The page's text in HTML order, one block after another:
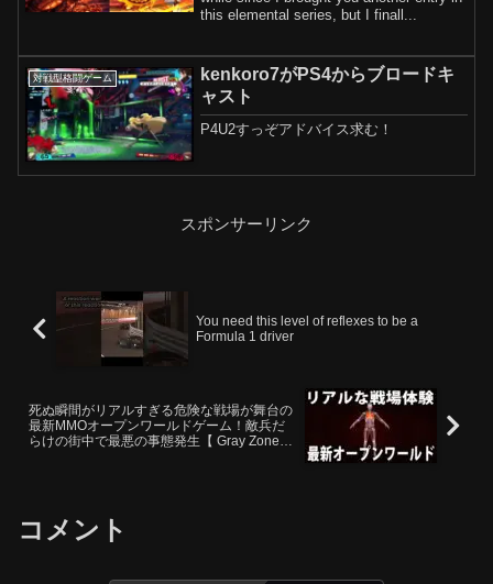
this elemental series, but I finall...
対戦型格闘ゲーム
kenkoro7がPS4からブロードキ
ャスト
P4U2すっぞアドバイス求む！
スポンサーリンク
You need this level of reflexes to be a
Formula 1 driver
死ぬ瞬間がリアルすぎる危険な戦場が舞台の
最新MMOオープンワールドゲーム！敵兵だ
らけの街中で最悪の事態発生【 Gray Zone
コメント